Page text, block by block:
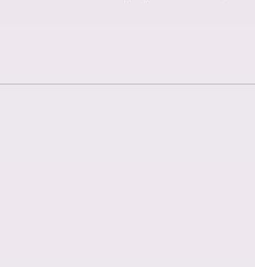
legte lediglich fest, dass